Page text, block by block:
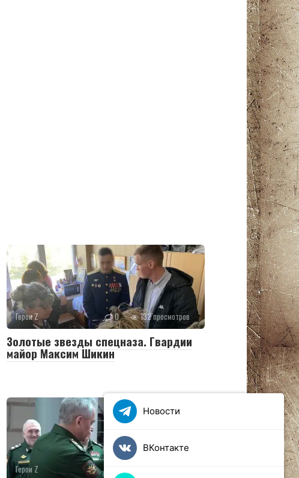
Герои Z 0 132 просмотров
Золотые звезды спецназа. Гвардии
майор Максим Шикин
Герои Z
Новости
ВКонтакте